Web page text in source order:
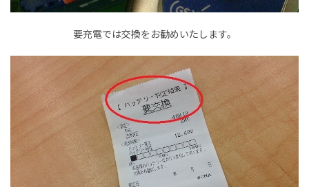
要充電では交換をお勧めいたします。